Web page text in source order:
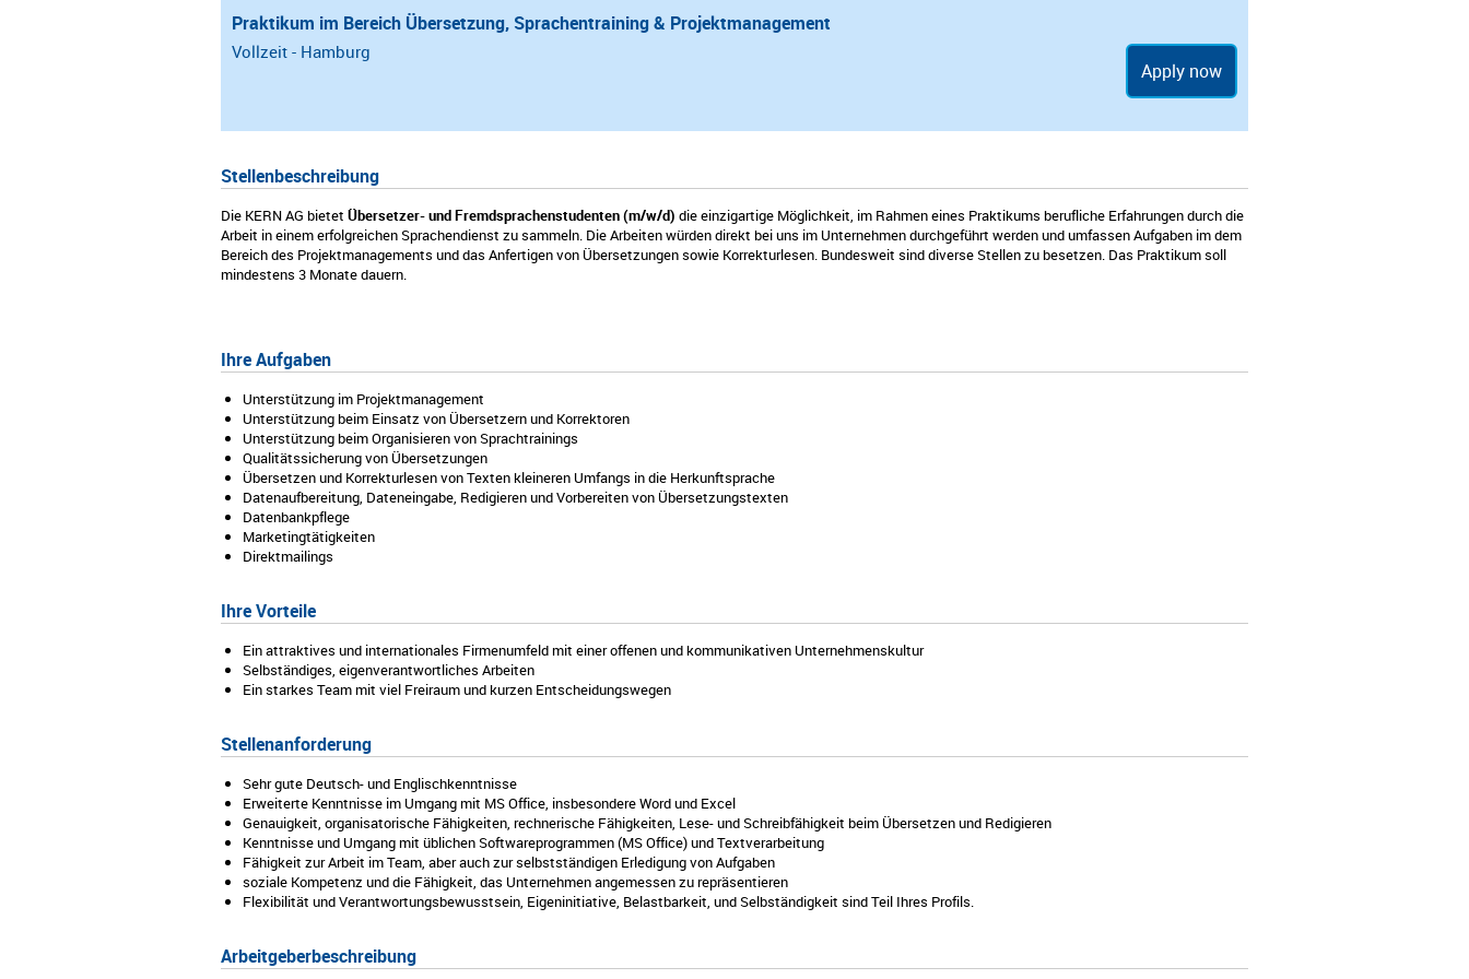
Praktikum im Bereich Übersetzung, Sprachentraining & Projektmanagement
Vollzeit - Hamburg
Apply now
Stellenbeschreibung
Die KERN AG bietet Übersetzer- und Fremdsprachenstudenten (m/w/d) die einzigartige Möglichkeit, im Rahmen eines Praktikums berufliche Erfahrungen durch die
Arbeit in einem erfolgreichen Sprachendienst zu sammeln. Die Arbeiten würden direkt bei uns im Unternehmen durchgeführt werden und umfassen Aufgaben im dem
Bereich des Projektmanagements und das Anfertigen von Übersetzungen sowie Korrekturlesen. Bundesweit sind diverse Stellen zu besetzen. Das Praktikum soll
mindestens 3 Monate dauern.
Ihre Aufgaben
Unterstützung im Projektmanagement
Unterstützung beim Einsatz von Übersetzern und Korrektoren
Unterstützung beim Organisieren von Sprachtrainings
Qualitätssicherung von Übersetzungen
Übersetzen und Korrekturlesen von Texten kleineren Umfangs in die Herkunftsprache
Datenaufbereitung, Dateneingabe, Redigieren und Vorbereiten von Übersetzungstexten
Datenbankpflege
Marketingtätigkeiten
Direktmailings
Ihre Vorteile
Ein attraktives und internationales Firmenumfeld mit einer offenen und kommunikativen Unternehmenskultur
Selbständiges, eigenverantwortliches Arbeiten
Ein starkes Team mit viel Freiraum und kurzen Entscheidungswegen
Stellenanforderung
Sehr gute Deutsch- und Englischkenntnisse
Erweiterte Kenntnisse im Umgang mit MS Office, insbesondere Word und Excel
Genauigkeit, organisatorische Fähigkeiten, rechnerische Fähigkeiten, Lese- und Schreibfähigkeit beim Übersetzen und Redigieren
Kenntnisse und Umgang mit üblichen Softwareprogrammen (MS Office) und Textverarbeitung
Fähigkeit zur Arbeit im Team, aber auch zur selbstständigen Erledigung von Aufgaben
soziale Kompetenz und die Fähigkeit, das Unternehmen angemessen zu repräsentieren
Flexibilität und Verantwortungsbewusstsein, Eigeninitiative, Belastbarkeit, und Selbständigkeit sind Teil Ihres Profils.
Arbeitgeberbeschreibung